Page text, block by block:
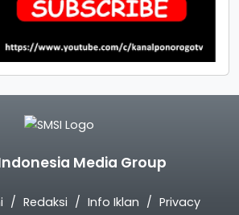
Media Group
Redaksi Info Iklan
Privacy